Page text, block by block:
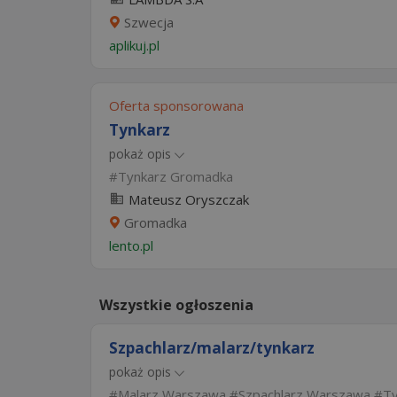
Szwecja
aplikuj.pl
Oferta sponsorowana
Tynkarz
pokaż opis
Tynkarz Gromadka
Mateusz Oryszczak
Gromadka
lento.pl
Wszystkie ogłoszenia
Szpachlarz/malarz/tynkarz
pokaż opis